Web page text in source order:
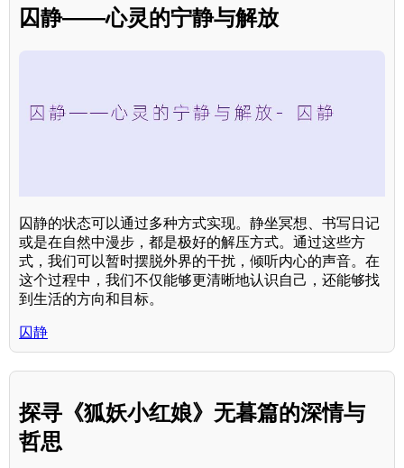
囚静——心灵的宁静与解放
囚静的状态可以通过多种方式实现。静坐冥想、书写日记
或是在自然中漫步，都是极好的解压方式。通过这些方
式，我们可以暂时摆脱外界的干扰，倾听内心的声音。在
这个过程中，我们不仅能够更清晰地认识自己，还能够找
到生活的方向和目标。
囚静
探寻《狐妖小红娘》无暮篇的深情与
哲思